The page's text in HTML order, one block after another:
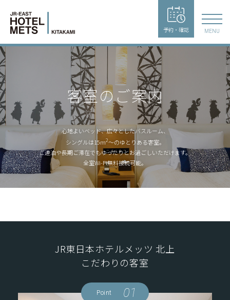
予約・確認 MENU
客室のご案内
心地よいベッド、広々としたバスルーム、
シングルは15m2〜のゆとりある客室。
ご連泊や長期ご滞在でもゆったりとお過ごしいただけます。
全室Wi-Fi無料接続可能。
JR東日本ホテルメッツ 北上
こだわりの客室
Point 01